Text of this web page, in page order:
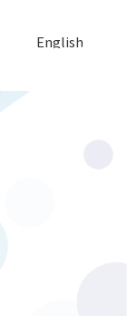
English